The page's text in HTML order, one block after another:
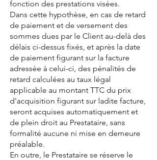
fonction des prestations visées.
Dans cette hypothèse, en cas de retard
de paiement et de versement des
sommes dues par le Client au-delà des
délais ci-dessus fixés, et après la date
de paiement figurant sur la facture
adressée à celui-ci, des pénalités de
retard calculées au taux légal
applicable au montant TTC du prix
d'acquisition figurant sur ladite facture,
seront acquises automatiquement et
de plein droit au Prestataire, sans
formalité aucune ni mise en demeure
préalable.
En outre, le Prestataire se réserve le